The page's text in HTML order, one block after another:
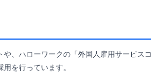
、ハローワークの「外国人雇用サービスコ
を行っています。